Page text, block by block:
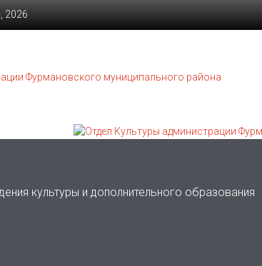
2026
культуры и дополнительного образования